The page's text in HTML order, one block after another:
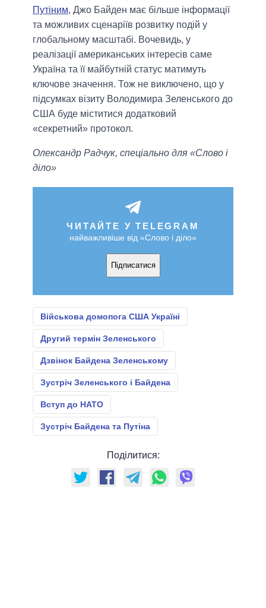
Путіним, Джо Байден має більше інформації
та можливих сценаріїв розвитку подій у
глобальному масштабі. Вочевидь, у
реалізації американських інтересів саме
Україна та її майбутній статус матимуть
ключове значення. Тож не виключено, що у
підсумках візиту Володимира Зеленського до
США буде міститися додатковий
«секретний» протокол.
Олександр Радчук, спеціально для «Слово і
діло»
ЧИТАЙТЕ У TELEGRAM
найважливіше від «Слово і діло»
Підписатися
Військова домопога США Україні
Другий термін Зеленського
Дзвінок Байдена Зеленському
Зустріч Зеленського і Байдена
Вступ до НАТО
Зустріч Байдена та Путіна
Поділитися: